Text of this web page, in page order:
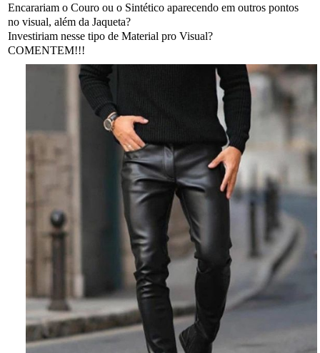
Encarariam o Couro ou o Sintético aparecendo em outros pontos
no visual, além da Jaqueta?
Investiriam nesse tipo de Material pro Visual?
COMENTEM!!!